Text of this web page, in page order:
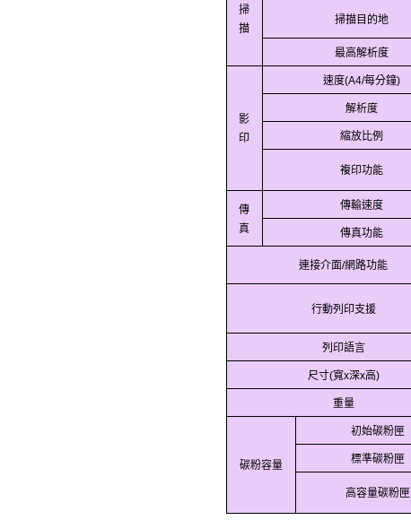
掃
描
掃描目的地
最高解析度
影
印
速度(A4/每分鐘)
解析度
縮放比例
複印功能
傳
真
傳輸速度
傳真功能
連接介面/網路功能
行動列印支援
列印語言
尺寸(寬x深x高)
重量
碳粉容量
初始碳粉匣
標準碳粉匣
高容量碳粉匣